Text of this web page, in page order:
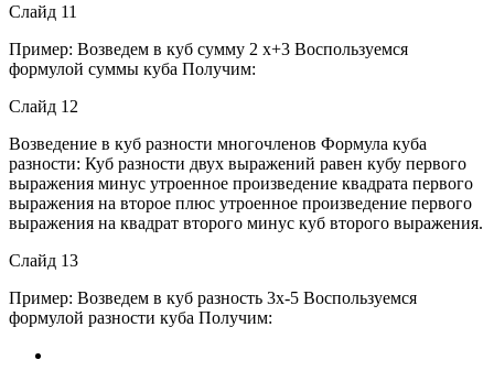
Слайд 11
Пример: Возведем в куб сумму 2 x+3 Воспользуемся
формулой суммы куба Получим:
Слайд 12
Возведение в куб разности многочленов Формула куба
разности: Куб разности двух выражений равен кубу первого
выражения минус утроенное произведение квадрата первого
выражения на второе плюс утроенное произведение первого
выражения на квадрат второго минус куб второго выражения.
Слайд 13
Пример: Возведем в куб разность 3x-5 Воспользуемся
формулой разности куба Получим: